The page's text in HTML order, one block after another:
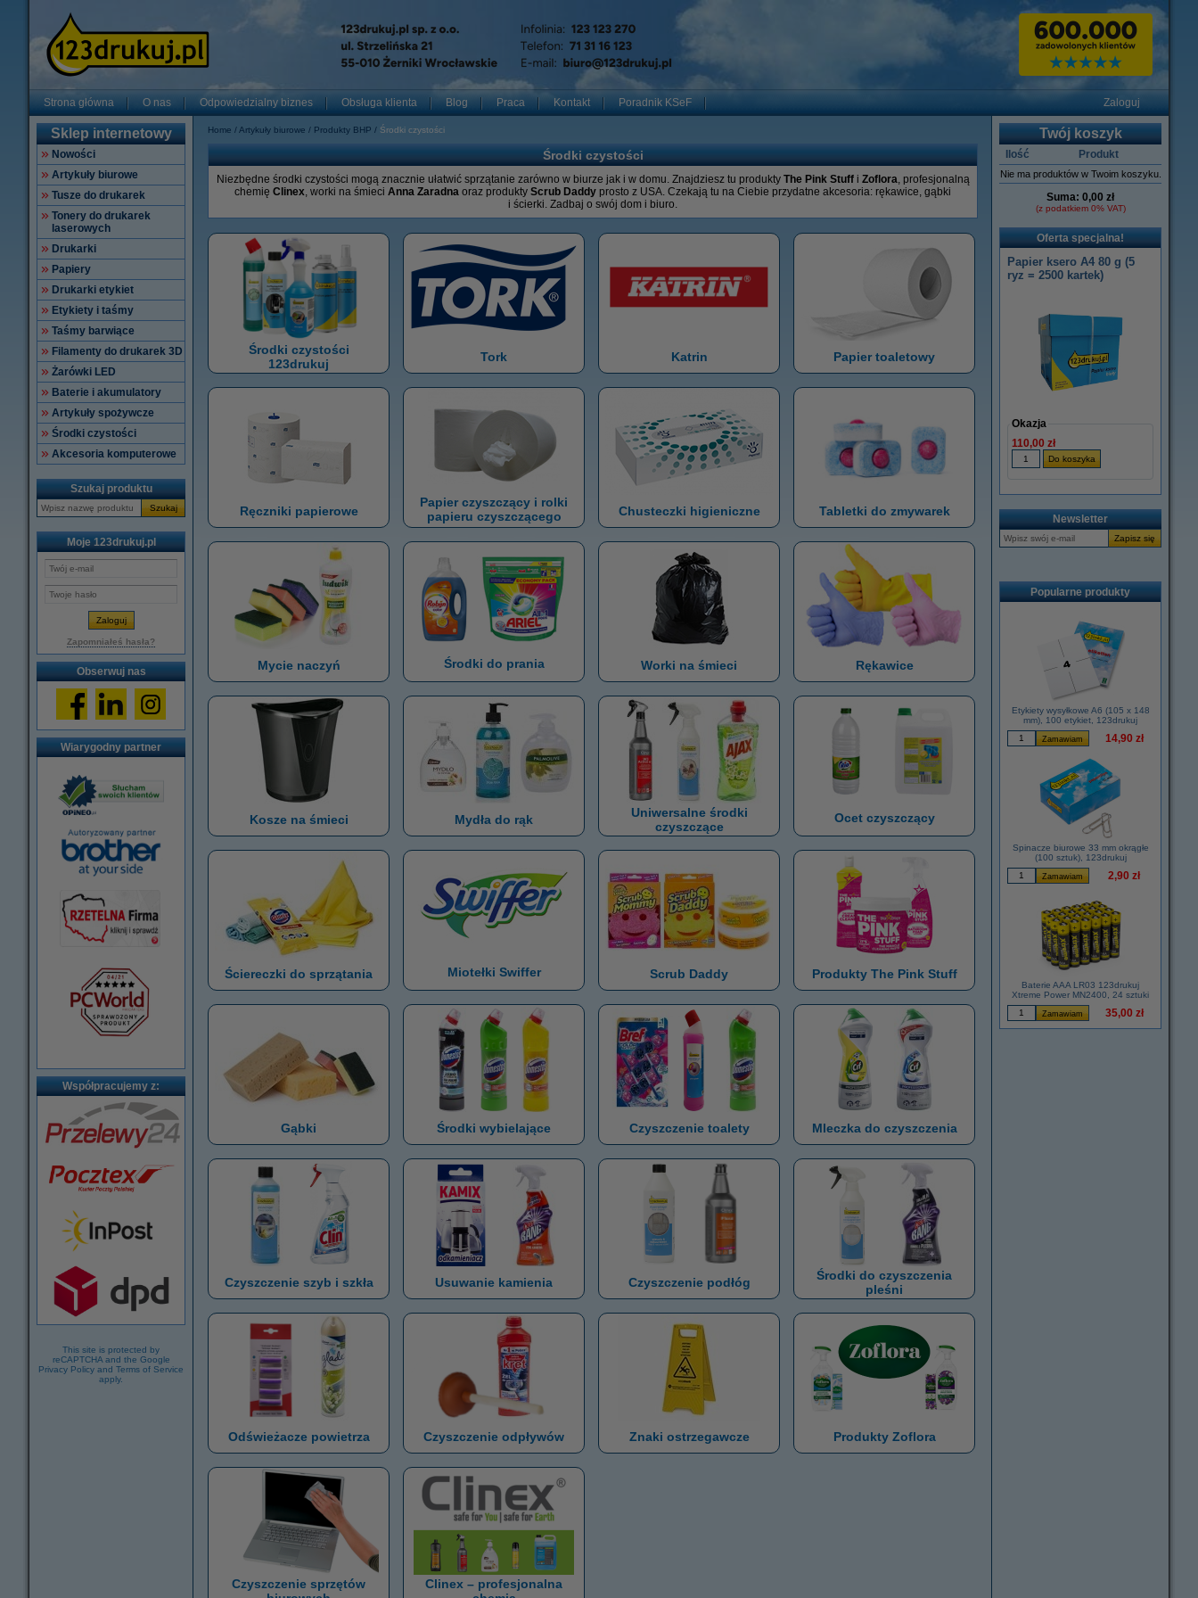
Strona główna O nas Odpowiedzialny biznes Obsługa klienta Blog Praca Kontakt Poradnik KSeF Zaloguj
Sklep internetowy
Nowości
Artykuły biurowe
Tusze do drukarek
Tonery do drukarek
laserowych
Drukarki
Papiery
Drukarki etykiet
Etykiety i taśmy
Taśmy barwiące
Filamenty do drukarek 3D
Żarówki LED
Baterie i akumulatory
Artykuły spożywcze
Środki czystości
Akcesoria komputerowe
Szukaj produktu
Szukaj
Moje 123drukuj.pl
Zapomniałeś hasła?
Obserwuj nas
Wiarygodny partner
Współpracujemy z:
This site is protected by
reCAPTCHA and the Google
Privacy Policy and Terms of Service
apply.
Home Artykuły biurowe Produkty BHP Środki czystości
Środki czystości
Niezbędne środki czystości mogą znacznie ułatwić sprzątanie zarówno w biurze jak i w domu. Znajdziesz tu produkty The Pink Stuff i Zoflora, profesjonalną
chemię Clinex, worki na śmieci Anna Zaradna oraz produkty Scrub Daddy prosto z USA. Czekają tu na Ciebie przydatne akcesoria: rękawice, gąbki
i ścierki. Zadbaj o swój dom i biuro.
Środki czystości
123drukuj
Tork Katrin Papier toaletowy
Ręczniki papierowe
Papier czyszczący i rolki
papieru czyszczącego
Chusteczki higieniczne Tabletki do zmywarek
Mycie naczyń Środki do prania Worki na śmieci Rękawice
Kosze na śmieci Mydła do rąk
Uniwersalne środki
czyszczące
Ocet czyszczący
Ściereczki do sprzątania Miotełki Swiffer Scrub Daddy Produkty The Pink Stuff
Gąbki Środki wybielające Czyszczenie toalety Mleczka do czyszczenia
Czyszczenie szyb i szkła Usuwanie kamienia Czyszczenie podłóg
Środki do czyszczenia
pleśni
Odświeżacze powietrza Czyszczenie odpływów Znaki ostrzegawcze Produkty Zoflora
Czyszczenie sprzętów
Clinex – profesjonalna
Twój koszyk
Ilość Produkt
Nie ma produktów w Twoim koszyku.
Suma: 0,00 zł
(z podatkiem 0% VAT)
Oferta specjalna!
Papier ksero A4 80 g (5
ryz = 2500 kartek)
Okazja
110,00 zł
Newsletter
Popularne produkty
Etykiety wysyłkowe A6 (105 x 148
mm), 100 etykiet, 123drukuj
14,90 zł
Spinacze biurowe 33 mm okrągłe
(100 sztuk), 123drukuj
2,90 zł
Baterie AAA LR03 123drukuj
Xtreme Power MN2400, 24 sztuki
35,00 zł